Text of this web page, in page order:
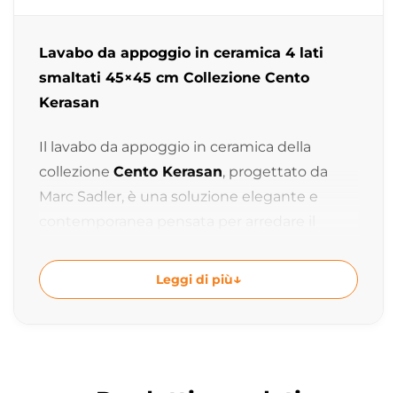
Lavabo da appoggio in ceramica 4 lati
smaltati 45×45 cm Collezione Cento
Kerasan
Il lavabo da appoggio in ceramica della
collezione Cento Kerasan, progettato da
Marc Sadler, è una soluzione elegante e
raffinato.
Leggi di più